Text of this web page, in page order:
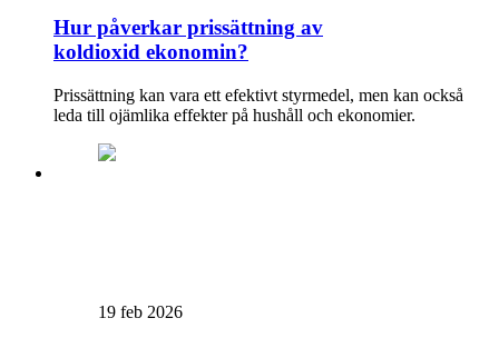
Hur påverkar prissättning av
koldioxid ekonomin?
Prissättning kan vara ett efektivt styrmedel, men kan också
leda till ojämlika effekter på hushåll och ekonomier.
19 feb 2026